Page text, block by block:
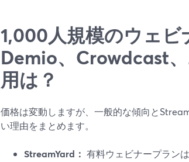
1,000人規模のウェビ
Demio、Crowdcast
用は？
価格は変動しますが、一般的な傾向と
い理由をまとめます。
StreamYard： 有料ウェビナープラン